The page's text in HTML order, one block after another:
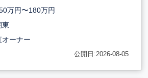
万円〜180万円
東
オーナー
公開日:2026-08-05